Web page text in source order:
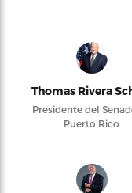
Thomas Rivera
Presidente del
Puerto Rico